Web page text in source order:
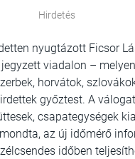
Hirdetés
nyugtázott Ficsor
viadalon –
horvátok,
győztest. A
csapategységek
az új időmérő
időben